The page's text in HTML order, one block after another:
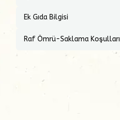
Ek Gıda Bilgisi
Raf Ömrü-Saklama Koşulları